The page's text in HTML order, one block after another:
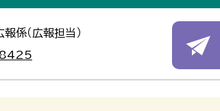
係（広報担当）